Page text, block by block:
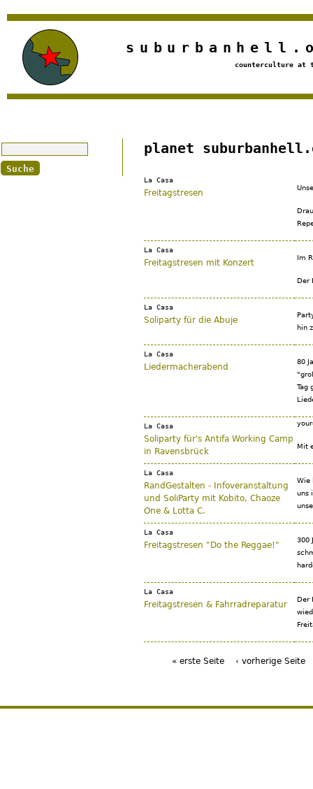
Jump to navigation
counterculture at
planet
La Casa
Freitagstresen
La Casa
Freitagstresen mit Konzert
Im
Der
La Casa
Soliparty für die Abuje
hin
La Casa
Liedermacherabend
80
Tag
La Casa
Soliparty für's Antifa Working Camp
in Ravensbrück
Mit
La Casa
RandGestalten - Infoveranstaltung
und SoliParty mit Kobito, Chaoze
One & Lotta C.
Wie
uns
La Casa
Freitagstresen "Do the Reggae!"
300
La Casa
Freitagstresen & Fahrradreparatur
Der
« erste Seite ‹ vorherige Seite
Suche